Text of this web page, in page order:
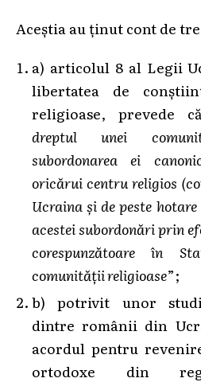
Aceștia au ținut cont de
a) articolul 8 al Legii
libertatea de
religioase, prevede
dreptul unei
subordonarea ei
oricărui centru religios
Ucraina și de peste
acestei subordonări prin
corespunzătoare în
comunității religioase”;
b) potrivit unor
dintre românii din
acordul pentru
ortodoxe din